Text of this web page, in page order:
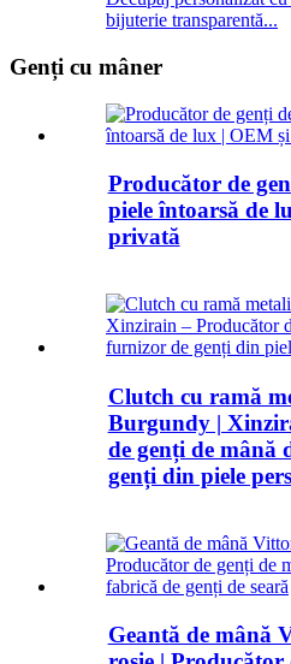
bijuterie transparentă...
Genți cu mâner
Producător de
piele întoarsă de
privată
Clutch cu ramă
Burgundy |
de genți de mână
genți din piele
Geantă de mână